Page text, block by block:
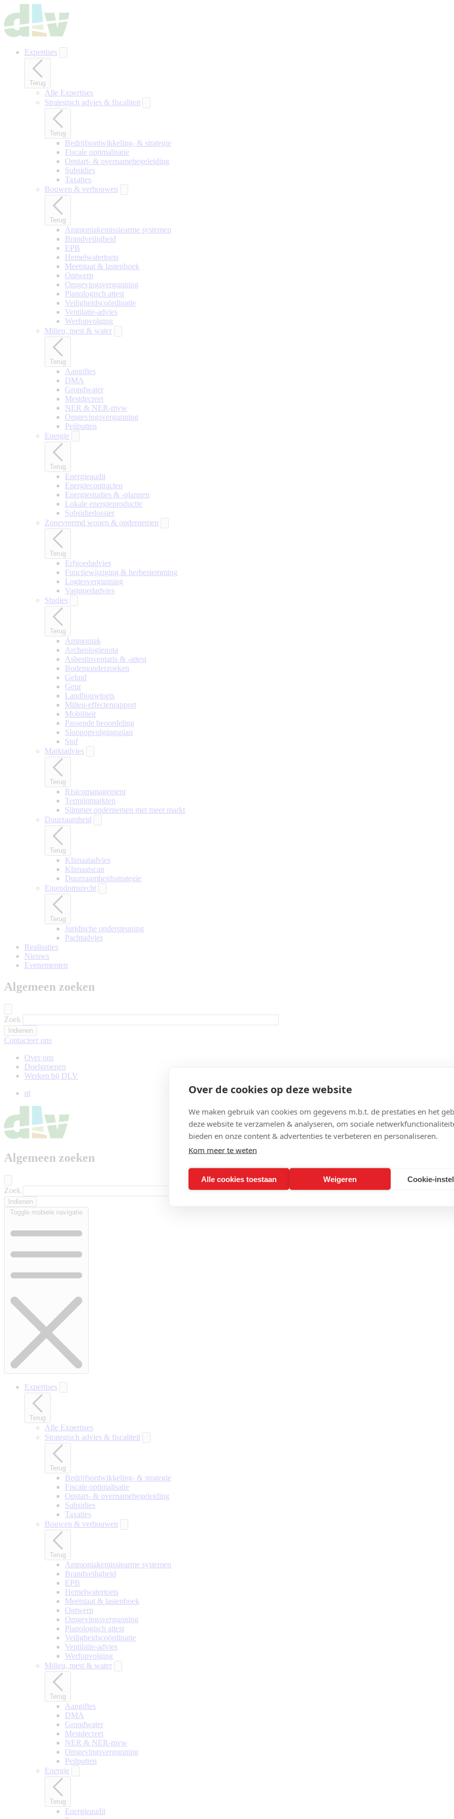
hoofdinhoud
gaan
Expertises
Terug
Alle Expertises
Strategisch advies & fiscaliteit
Terug
Bedrijfsontwikkeling- & strategie
Fiscale optimalisatie
Opstart- & overnamebegeleiding
Subsidies
Taxaties
Bouwen & verbouwen
Terug
Ammoniakemissiearme systemen
Brandveiligheid
EPB
Hemelwatertoets
Meetstaat & lastenboek
Ontwerp
Omgevingsvergunning
Planologisch attest
Veiligheidscoördinatie
Ventilatie-advies
Werfopvolging
Milieu, mest & water
Terug
Aangiftes
DMA
Grondwater
Mestdecreet
NER & NER-mvw
Omgevingsvergunning
Peilputten
Energie
Terug
Energieaudit
Energiecontracten
Energiestudies & -plannen
Lokale energieproductie
Subsidiedossier
Zonevreemd wonen & ondernemen
Terug
Erfgoedadvies
Functiewijziging & herbestemming
Logiesvergunning
Vastgoedadvies
Studies
Terug
Ammoniak
Archeologienota
Asbestinventaris & -attest
Bodemonderzoeken
Geluid
Geur
Landbouwtoets
Milieu-effectenrapport
Mobiliteit
Passende beoordeling
Sloopopvolgingsplan
Stof
Marktadvies
Terug
Risicomanagement
Termijnmarkten
Slimmer ondernemen met meer markt
Duurzaamheid
Terug
Klimaatadvies
Klimaatscan
Duurzaamheidsstrategie
Eigendomsrecht
Terug
Juridische ondersteuning
Pachtadvies
Realisaties
Nieuws
Evenementen
Algemeen zoeken
Zoek
Contacteer ons
Over ons
Doelgroepen
Werken bij DLV
nl
Algemeen zoeken
Zoek
Toggle mobiele navigatie
Expertises
Terug
Alle Expertises
Strategisch advies & fiscaliteit
Terug
Bedrijfsontwikkeling- & strategie
Fiscale optimalisatie
Opstart- & overnamebegeleiding
Subsidies
Taxaties
Bouwen & verbouwen
Terug
Ammoniakemissiearme systemen
Brandveiligheid
EPB
Hemelwatertoets
Meetstaat & lastenboek
Ontwerp
Omgevingsvergunning
Planologisch attest
Veiligheidscoördinatie
Ventilatie-advies
Werfopvolging
Milieu, mest & water
Terug
Aangiftes
DMA
Grondwater
Mestdecreet
NER & NER-mvw
Omgevingsvergunning
Peilputten
Energie
Terug
Energieaudit
Over de cookies op deze website
We maken gebruik van cookies om gegevens m.b.t. de prestaties en het
deze website te verzamelen & analyseren, om sociale
bieden en onze content & advertenties te verbeteren en personaliseren.
Kom meer te weten
Alle cookies toestaan Weigeren Cookie-